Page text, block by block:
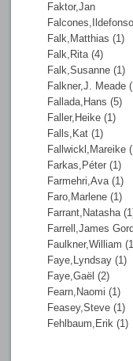
Faktor,Jan
Falk,Matthias (1)
Falk,Rita (4)
Falk,Susanne (1)
Falkner,J. Meade
Fallada,Hans (5)
Faller,Heike (1)
Falls,Kat (1)
Fallwickl,Mareike
Farkas,Péter (1)
Farmehri,Ava (1)
Faro,Marlene (1)
Farrant,Natasha
Farrell,James
Faulkner,William
Faye,Lyndsay (1)
Faye,Gaël (2)
Fearn,Naomi (1)
Feasey,Steve (1)
Fehlbaum,Erik (1)